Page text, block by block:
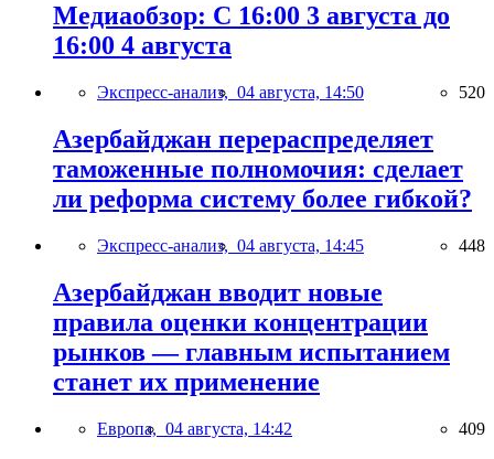
Медиаобзор: С 16:00 3 августа до
16:00 4 августа
Экспресс-анализ, 04 августа, 14:50 520
Азербайджан перераспределяет
таможенные полномочия: сделает
ли реформа систему более гибкой?
Экспресс-анализ, 04 августа, 14:45 448
Азербайджан вводит новые
правила оценки концентрации
рынков — главным испытанием
станет их применение
Европа, 04 августа, 14:42 409